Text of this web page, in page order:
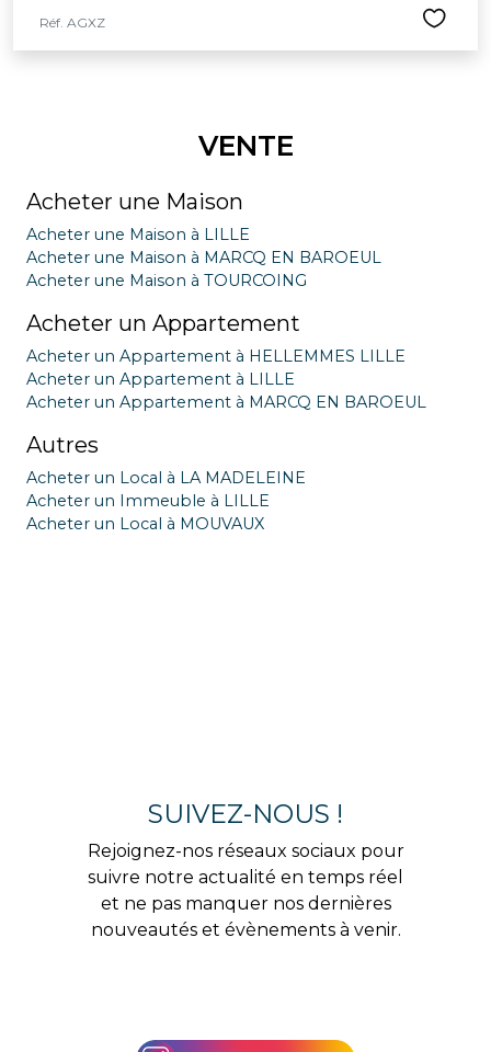
Réf. AGXZ
VENTE
Acheter une Maison
Acheter une Maison à LILLE
Acheter une Maison à MARCQ EN BAROEUL
Acheter une Maison à TOURCOING
Acheter un Appartement
Acheter un Appartement à HELLEMMES LILLE
Acheter un Appartement à LILLE
Acheter un Appartement à MARCQ EN BAROEUL
Autres
Acheter un Local à LA MADELEINE
Acheter un Immeuble à LILLE
Acheter un Local à MOUVAUX
SUIVEZ-NOUS !
Rejoignez-nos réseaux sociaux pour
suivre notre actualité en temps réel
et ne pas manquer nos dernières
nouveautés et évènements à venir.